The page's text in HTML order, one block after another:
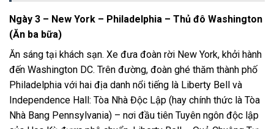
Ngày 3 – New York – Philadelphia – Thủ đô Washington
(Ăn ba bữa)
Ăn sáng tại khách sạn. Xe đưa đoàn rời New York, khởi hành
đến Washington DC. Trên đường, đoàn ghé thăm thành phố
Philadelphia với hai địa danh nổi tiếng là Liberty Bell và
Independence Hall: Tòa Nhà Độc Lập (hay chính thức là Tòa
Nhà Bang Pennsylvania) – nơi đầu tiên Tuyên ngôn độc lập